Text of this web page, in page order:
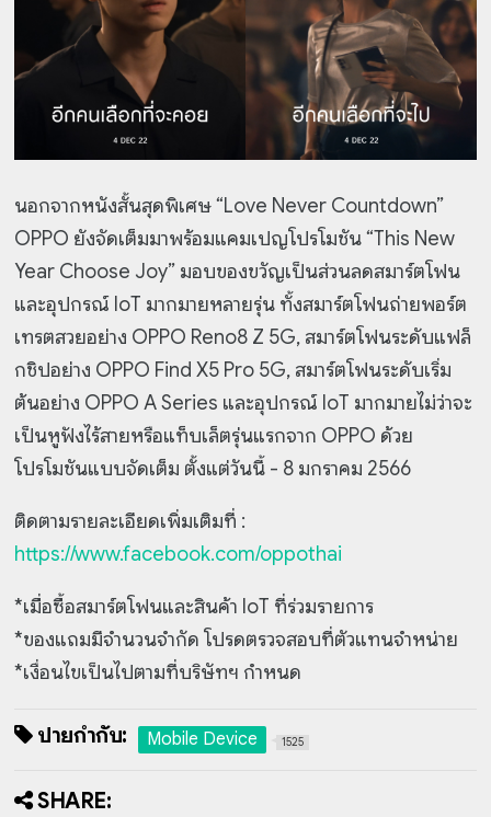
นอกจากหนังสั้นสุดพิเศษ “Love Never Countdown”
OPPO ยังจัดเต็มมาพร้อมแคมเปญโปรโมชัน “This New
Year Choose Joy” มอบของขวัญเป็นส่วนลดสมาร์ตโฟน
และอุปกรณ์ IoT มากมายหลายรุ่น ทั้งสมาร์ตโฟนถ่ายพอร์ต
เทรตสวยอย่าง OPPO Reno8 Z 5G, สมาร์ตโฟนระดับแฟล็
กชิปอย่าง OPPO Find X5 Pro 5G, สมาร์ตโฟนระดับเริ่ม
ต้นอย่าง OPPO A Series และอุปกรณ์ IoT มากมายไม่ว่าจะ
เป็นหูฟังไร้สายหรือแท็บเล็ตรุ่นแรกจาก OPPO ด้วย
โปรโมชันแบบจัดเต็ม ตั้งแต่วันนี้ - 8 มกราคม 2566
ติดตามรายละเอียดเพิ่มเติมที่ :
https://www.facebook.com/oppothai
*เมื่อซื้อสมาร์ตโฟนและสินค้า IoT ที่ร่วมรายการ
*ของแถมมีจำนวนจำกัด โปรดตรวจสอบที่ตัวแทนจำหน่าย
*เงื่อนไขเป็นไปตามที่บริษัทฯ กำหนด
ป้ายกำกับ: Mobile Device 1525
SHARE: